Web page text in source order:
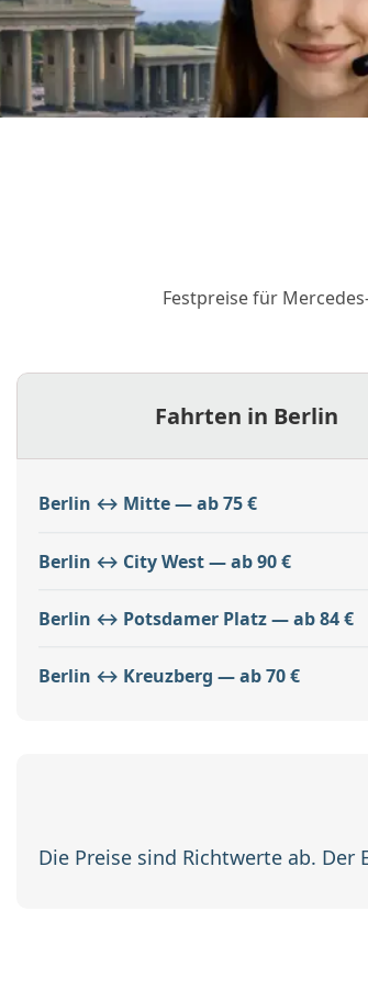
Festpreise für
Fahrten in Berlin
Berlin ↔ Mitte — ab 75 €
Berlin ↔ City West — ab 90 €
Berlin ↔ Potsdamer Platz — ab 84 €
Berlin ↔ Kreuzberg — ab 70 €
Die Preise sind Richtwerte ab.